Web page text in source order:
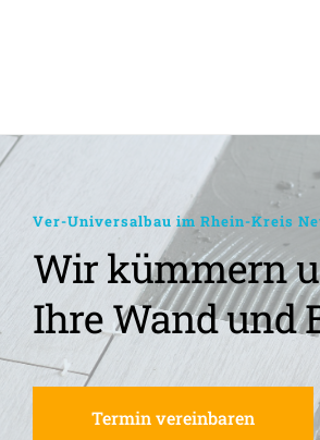
Ver-Universalbau im Rhein-Kreis
Wir kümmern
Ihre Wand und
Termin vereinbaren